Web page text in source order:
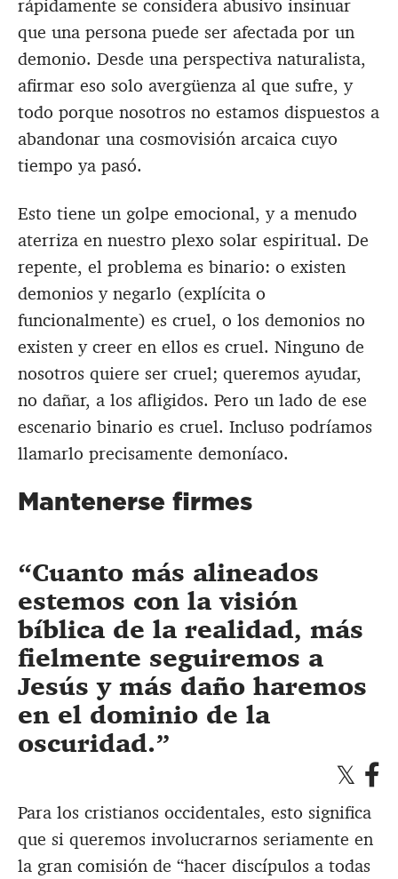
rápidamente se considera abusivo insinuar
que una persona puede ser afectada por un
demonio. Desde una perspectiva naturalista,
afirmar eso solo avergüenza al que sufre, y
todo porque nosotros no estamos dispuestos a
abandonar una cosmovisión arcaica cuyo
tiempo ya pasó.
Esto tiene un golpe emocional, y a menudo
aterriza en nuestro plexo solar espiritual. De
repente, el problema es binario: o existen
demonios y negarlo (explícita o
funcionalmente) es cruel, o los demonios no
existen y creer en ellos es cruel. Ninguno de
nosotros quiere ser cruel; queremos ayudar,
no dañar, a los afligidos. Pero un lado de ese
escenario binario es cruel. Incluso podríamos
llamarlo precisamente demoníaco.
Mantenerse firmes
Cuanto más alineados
estemos con la visión
bíblica de la realidad, más
fielmente seguiremos a
Jesús y más daño haremos
en el dominio de la
oscuridad.
Para los cristianos occidentales, esto significa
que si queremos involucrarnos seriamente en
la gran comisión de “hacer discípulos a todas